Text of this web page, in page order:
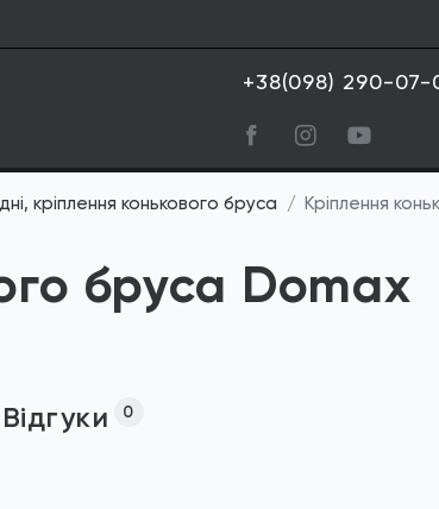
+38(098) 290-07-
кріплення конькового бруса Кріплення
бруса Domax
Відгуки 0